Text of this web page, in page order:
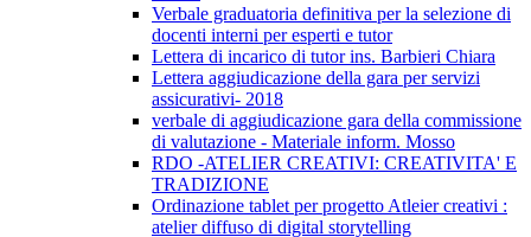
Verbale graduatoria definitiva per la selezione di
docenti interni per esperti e tutor
Lettera di incarico di tutor ins. Barbieri Chiara
Lettera aggiudicazione della gara per servizi
assicurativi- 2018
verbale di aggiudicazione gara della commissione
di valutazione - Materiale inform. Mosso
RDO -ATELIER CREATIVI: CREATIVITA' E
TRADIZIONE
Ordinazione tablet per progetto Atleier creativi :
atelier diffuso di digital storytelling